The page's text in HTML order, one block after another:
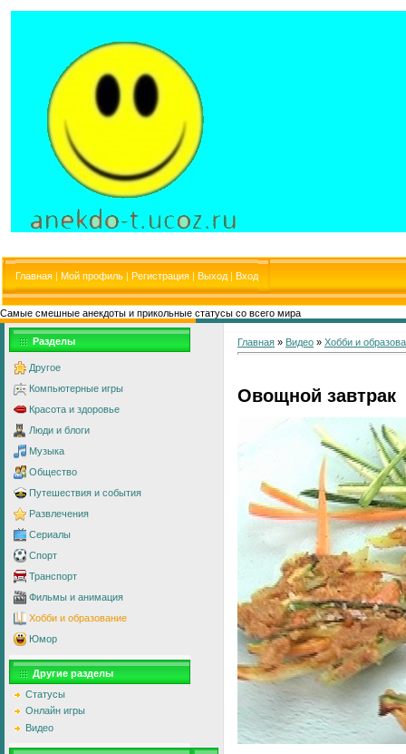
Главная | Мой профиль | Регистрация | Выход | Вход
Самые смешные анекдоты и прикольные статусы со всего мира
Разделы
Другое
Компьютерные игры
Красота и здоровье
Люди и блоги
Музыка
Общество
Путешествия и события
Развлечения
Сериалы
Спорт
Транспорт
Фильмы и анимация
Хобби и образование
Юмор
Другие разделы
Статусы
Онлайн игры
Видео
Главная » Видео » Хобби и
Овощной завтрак